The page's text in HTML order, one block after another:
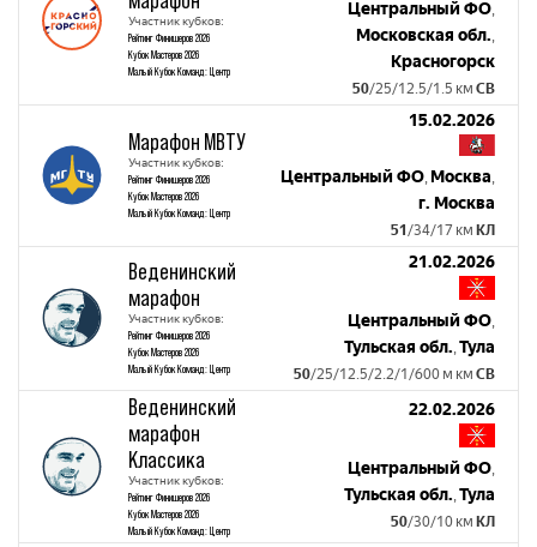
Участник кубков:
Рейтинг Финишеров 2026
Кубок Мастеров 2026
Малый Кубок Команд: Центр
Центральный ФО,
Московская обл.,
Красногорск
50/25/12.5/1.5 км СВ
Марафон МВТУ
Участник кубков:
Рейтинг Финишеров 2026
Кубок Мастеров 2026
Малый Кубок Команд: Центр
15.02.2026
Центральный ФО, Москва,
г. Москва
51 /34/17 км КЛ
Веденинский
марафон
Участник кубков:
Рейтинг Финишеров 2026
Кубок Мастеров 2026
Малый Кубок Команд: Центр
21.02.2026
Центральный ФО,
Тульская обл.,Тула
50/25/12.5/2.2/1/600 м км СВ
Веденинский
марафон
Классика
Участник кубков:
Рейтинг Финишеров 2026
Кубок Мастеров 2026
Малый Кубок Команд: Центр
22.02.2026
Центральный ФО,
Тульская обл.,Тула
50/30/10 км КЛ